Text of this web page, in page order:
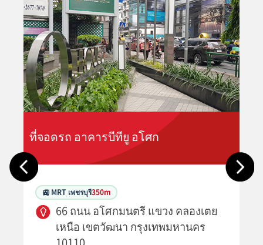
ที่จอดรถ อาคารบีทียู อโศก
🚉 MRT เพชรบุรี350m
66 ถนน อโศกมนตรี แขวง คลองเตย
เหนือ เขตวัฒนา กรุงเทพมหานคร